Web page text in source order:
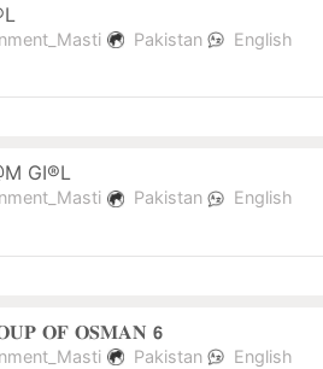
Pakistan English
GI®L
Pakistan English
𝐎𝐅 𝐎𝐒𝐌𝐀𝐍 𝟲
Pakistan
English